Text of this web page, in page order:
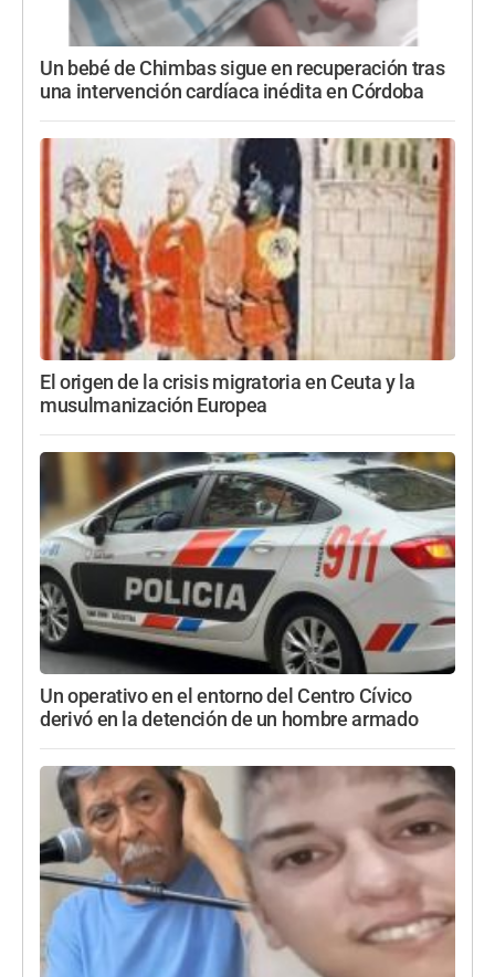
Un bebé de Chimbas sigue en recuperación tras
una intervención cardíaca inédita en Córdoba
El origen de la crisis migratoria en Ceuta y la
musulmanización Europea
Un operativo en el entorno del Centro Cívico
derivó en la detención de un hombre armado